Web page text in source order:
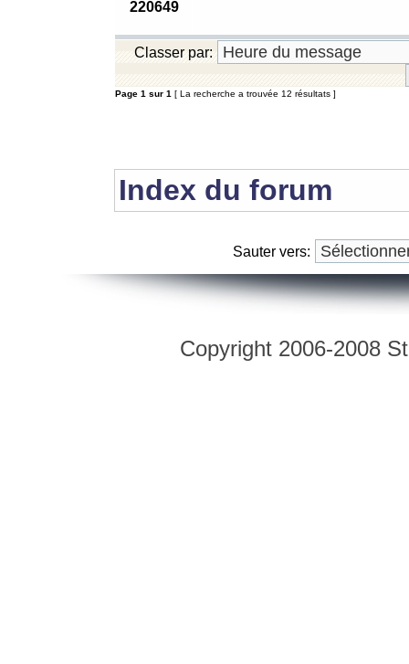
220649
Classer par:
Page 1 sur 1 [ La recherche a trouvée 12 résultats ]
Index du forum
Sauter vers:
Copyright 2006-2008